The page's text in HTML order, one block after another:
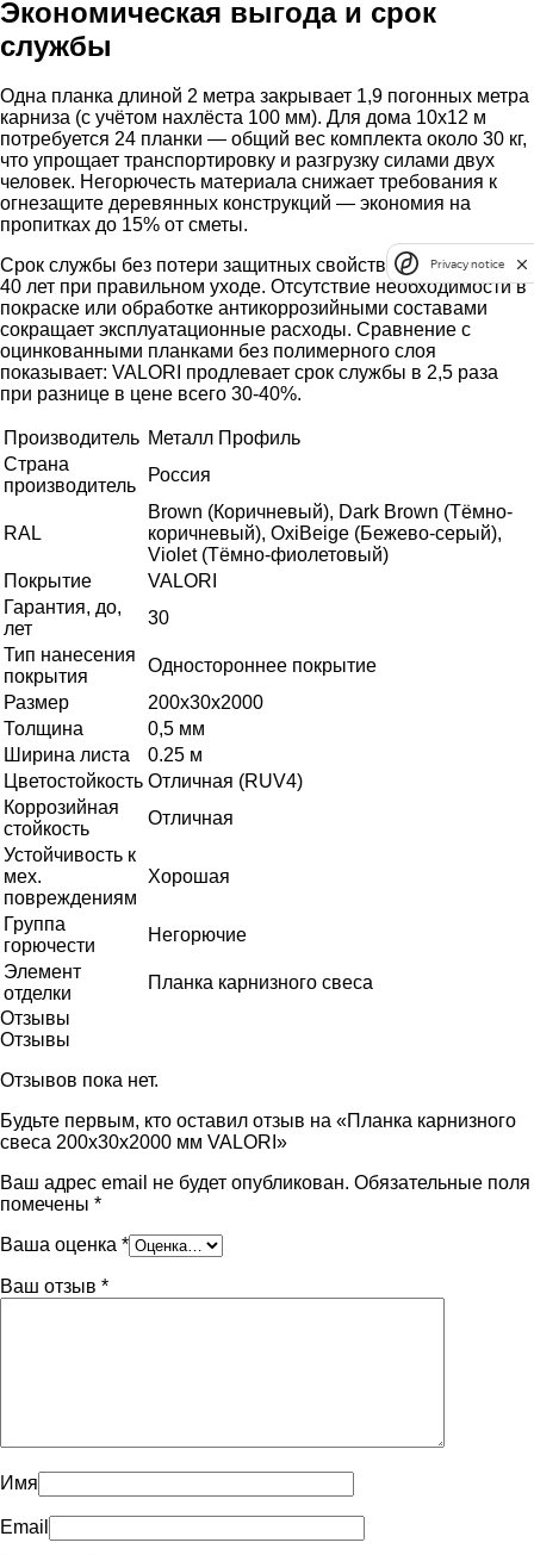
Экономическая выгода и срок
службы
Одна планка длиной 2 метра закрывает 1,9 погонных метра
карниза (с учётом нахлёста 100 мм). Для дома 10х12 м
потребуется 24 планки — общий вес комплекта около 30 кг,
что упрощает транспортировку и разгрузку силами двух
человек. Негорючесть материала снижает требования к
огнезащите деревянных конструкций — экономия на
пропитках до 15% от сметы.
Срок службы без потери защитных свойств — не менее 35-
40 лет при правильном уходе. Отсутствие необходимости в
покраске или обработке антикоррозийными составами
сокращает эксплуатационные расходы. Сравнение с
оцинкованными планками без полимерного слоя
показывает: VALORI продлевает срок службы в 2,5 раза
при разнице в цене всего 30-40%.
Производитель Металл Профиль
Страна
производитель
Россия
RAL
Brown (Коричневый), Dark Brown (Тёмно-
коричневый), OxiBеige (Бежево-серый),
Violet (Тёмно-фиолетовый)
Покрытие
VALORI
Гарантия, до,
лет
30
Тип нанесения
покрытия
Одностороннее покрытие
Размер
200х30х2000
Толщина
0,5 мм
Ширина листа
0.25 м
Цветостойкость Отличная (RUV4)
Коррозийная
стойкость
Отличная
Устойчивость к
мех.
повреждениям
Хорошая
Группа
горючести
Негорючие
Элемент
отделки
Планка карнизного свеса
Отзывы
Отзывы
Отзывов пока нет.
Будьте первым, кто оставил отзыв на «Планка карнизного
свеса 200х30х2000 мм VALORI»
Ваш адрес email не будет опубликован. Обязательные поля
помечены *
Ваша оценка *
Ваш отзыв *
Имя
Email
Privacy notice